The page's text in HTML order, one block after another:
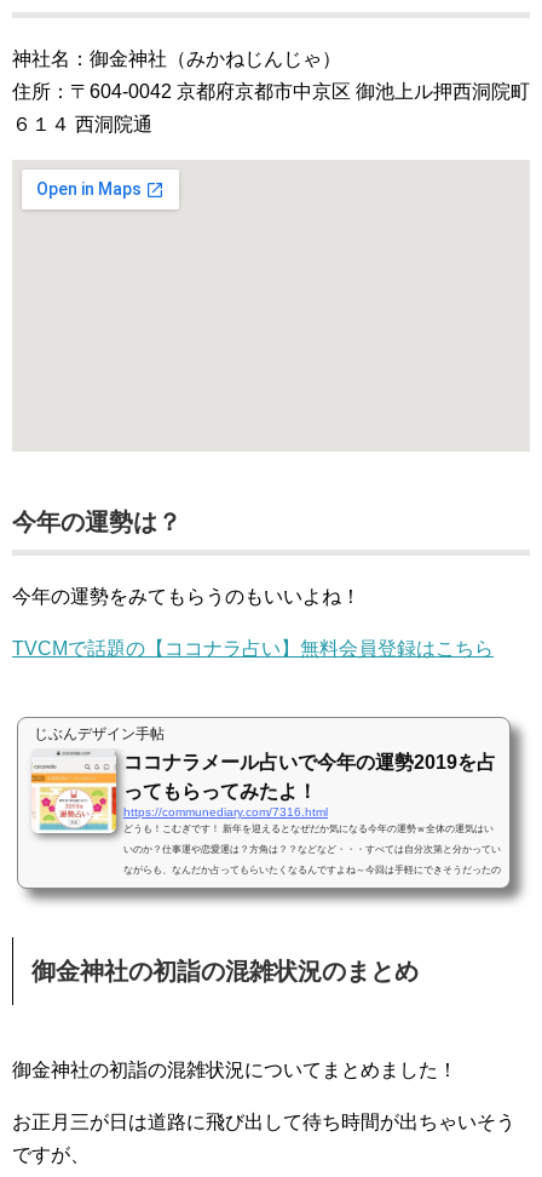
神社名：御金神社（みかねじんじゃ）
住所：〒604-0042 京都府京都市中京区 御池上ル押西洞院町
６１４ 西洞院通
今年の運勢は？
今年の運勢をみてもらうのもいいよね！
TVCMで話題の【ココナラ占い】無料会員登録はこちら
じぶんデザイン手帖
ココナラメール占いで今年の運勢2019を占
ってもらってみたよ！
https://communediary.com/7316.html
どうも！こむぎです！ 新年を迎えるとなぜだか気になる今年の運勢ｗ全体の運気はい
いのか？仕事運や恋愛運は？方角は？？などなど・・・すべては自分次第と分かってい
ながらも、なんだか占ってもらいたくなるんですよね～今回は手軽にできそうだったの
で、ココナラメール占いで2019年の運勢を占ってもらったよ！人気の占い師の見つけ方
御金神社の初詣の混雑状況のまとめ
御金神社の初詣の混雑状況についてまとめました！
お正月三が日は道路に飛び出して待ち時間が出ちゃいそう
ですが、